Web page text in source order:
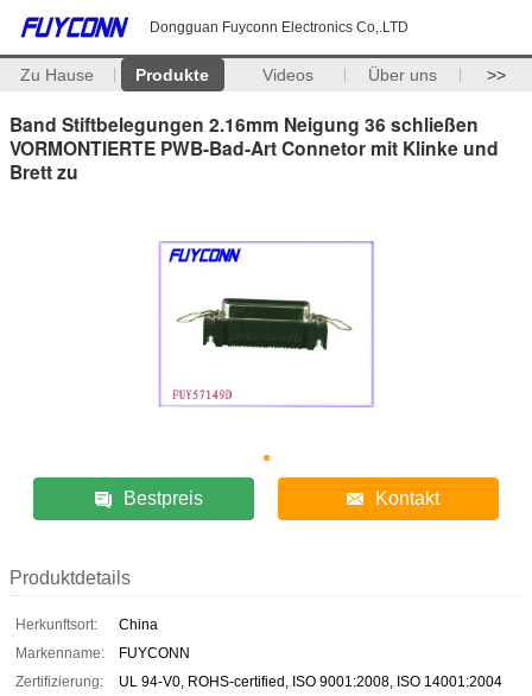
Dongguan Fuyconn Electronics Co,.LTD
Zu Hause Produkte Videos Über uns >>
Band Stiftbelegungen 2.16mm Neigung 36 schließen
VORMONTIERTE PWB-Bad-Art Connetor mit Klinke und
Brett zu
Bestpreis Kontakt
Produktdetails
Herkunftsort:
China
Markenname:
FUYCONN
Zertifizierung:
UL 94-V0, ROHS-certified, ISO 9001:2008, ISO 14001:2004